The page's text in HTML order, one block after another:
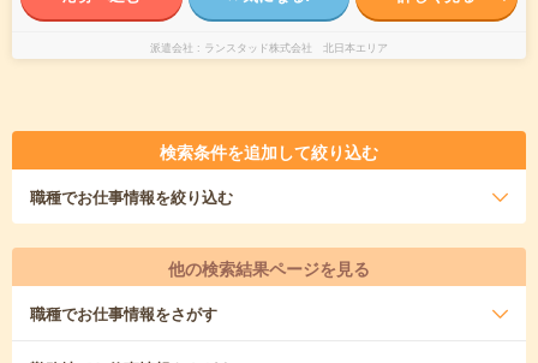
派遣会社 ランスタッド株式会社 北日本エリア
検索条件を追加して絞り込む
職種でお仕事情報を絞り込む
他の検索結果ページを見る
職種でお仕事情報をさがす